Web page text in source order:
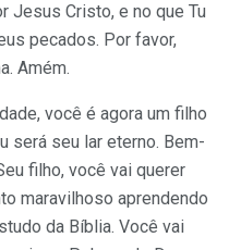
Jesus Cristo, e no que Tu
pecados. Por favor,
Amém.
você é agora um filho
será seu lar eterno. Bem-
filho, você vai querer
maravilhoso aprendendo
da Bíblia. Você vai